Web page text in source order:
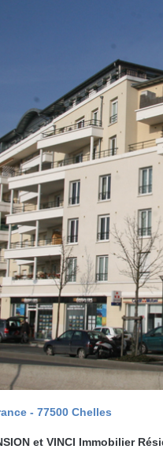
- 77500 Chelles
et VINCI Immobilier